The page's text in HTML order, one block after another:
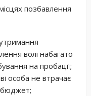
позбавлення
волі набагато
на пробації;
особа не втрачає